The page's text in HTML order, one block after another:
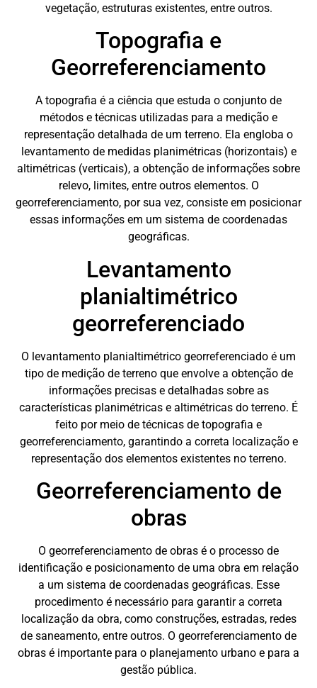
vegetação, estruturas existentes, entre outros.
Topografia e
Georreferenciamento
A topografia é a ciência que estuda o conjunto de
métodos e técnicas utilizadas para a medição e
representação detalhada de um terreno. Ela engloba o
levantamento de medidas planimétricas (horizontais) e
altimétricas (verticais), a obtenção de informações sobre
relevo, limites, entre outros elementos. O
georreferenciamento, por sua vez, consiste em posicionar
essas informações em um sistema de coordenadas
geográficas.
Levantamento
planialtimétrico
georreferenciado
O levantamento planialtimétrico georreferenciado é um
tipo de medição de terreno que envolve a obtenção de
informações precisas e detalhadas sobre as
características planimétricas e altimétricas do terreno. É
feito por meio de técnicas de topografia e
georreferenciamento, garantindo a correta localização e
representação dos elementos existentes no terreno.
Georreferenciamento de
obras
O georreferenciamento de obras é o processo de
identificação e posicionamento de uma obra em relação
a um sistema de coordenadas geográficas. Esse
procedimento é necessário para garantir a correta
localização da obra, como construções, estradas, redes
de saneamento, entre outros. O georreferenciamento de
obras é importante para o planejamento urbano e para a
gestão pública.